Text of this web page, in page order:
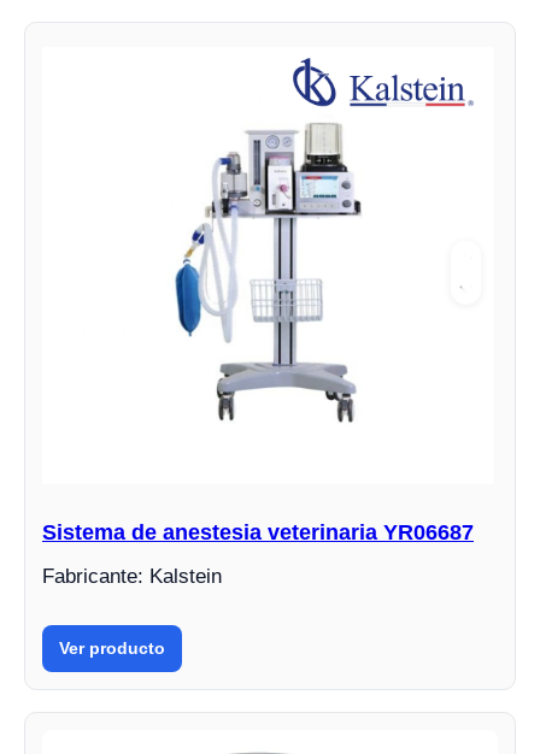
Sistema de anestesia veterinaria YR06687
Fabricante: Kalstein
Ver producto